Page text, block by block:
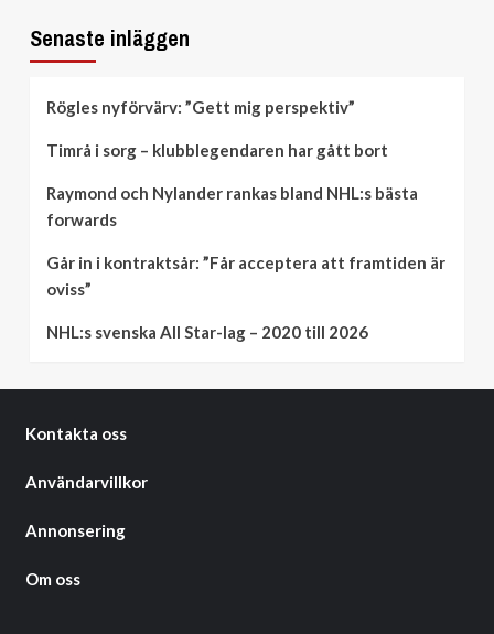
Senaste inläggen
Rögles nyförvärv: ”Gett mig perspektiv”
Timrå i sorg – klubblegendaren har gått bort
Raymond och Nylander rankas bland NHL:s bästa
forwards
Går in i kontraktsår: ”Får acceptera att framtiden är
oviss”
NHL:s svenska All Star-lag – 2020 till 2026
Kontakta oss
Användarvillkor
Annonsering
Om oss